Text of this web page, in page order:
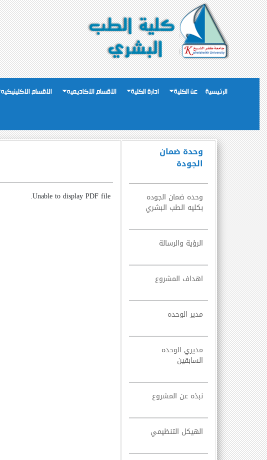
الرئيسية عن الكلية ادارة الكلية الاقسام الاكاديميه الاقسام الاكلينيكيه
وحدة ضمان
الجودة
وحده ضمان الجوده
بكليه الطب البشري
الرؤية والرسالة
اهداف المشروع
مدير الوحده
مديري الوحده
السابقين
نبذه عن المشروع
الهيكل التنظيمي
Unable to display PDF file.